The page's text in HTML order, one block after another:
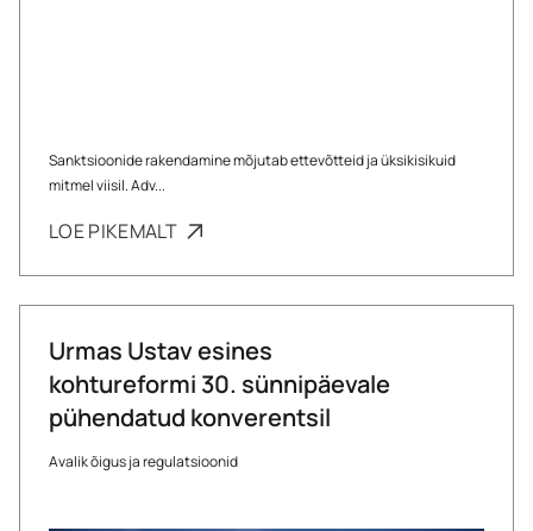
Sanktsioonide rakendamine mõjutab ettevõtteid ja üksikisikuid
mitmel viisil. Adv...
LOE PIKEMALT
Urmas Ustav esines
kohtureformi 30. sünnipäevale
pühendatud konverentsil
Avalik õigus ja regulatsioonid